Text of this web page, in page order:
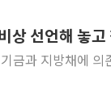
상 선언해 놓
금과 지방채에